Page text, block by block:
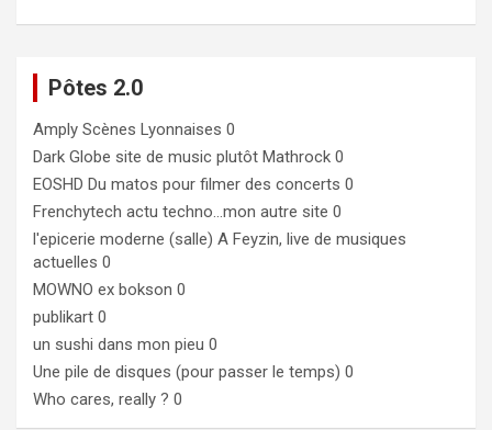
Pôtes 2.0
Amply Scènes Lyonnaises 0
Dark Globe site de music plutôt Mathrock 0
EOSHD Du matos pour filmer des concerts 0
Frenchytech actu techno…mon autre site 0
l'epicerie moderne (salle) A Feyzin, live de musiques
actuelles 0
MOWNO ex bokson 0
publikart 0
un sushi dans mon pieu 0
Une pile de disques (pour passer le temps) 0
Who cares, really ? 0